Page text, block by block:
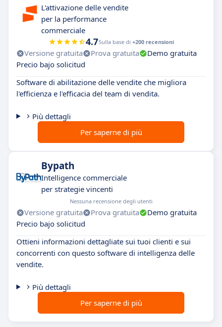
L'attivazione delle vendite
per la performance
commerciale
4.7Sulla base di +200 recensioni
Versione gratuita Prova gratuita
Demo gratuita
Precio bajo solicitud
Software di abilitazione delle vendite che migliora
l'efficienza e l'efficacia del team di vendita.
Più dettagli
Per saperne di più
Bypath
Intelligence commerciale
per strategie vincenti
Nessuna recensione degli utenti
Versione gratuita Prova gratuita
Demo gratuita
Precio bajo solicitud
Ottieni informazioni dettagliate sui tuoi clienti e sui
concorrenti con questo software di intelligenza delle
vendite.
Più dettagli
Per saperne di più